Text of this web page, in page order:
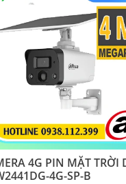
4G PIN MẶT TRỜI
4G-SP-B